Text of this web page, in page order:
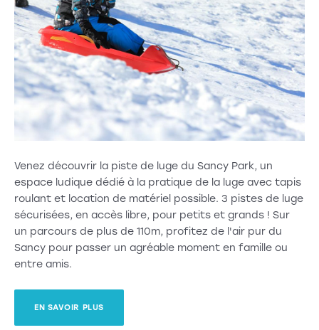
Venez découvrir la piste de luge du Sancy Park, un
espace ludique dédié à la pratique de la luge avec tapis
roulant et location de matériel possible. 3 pistes de luge
sécurisées, en accès libre, pour petits et grands ! Sur
un parcours de plus de 110m, profitez de l'air pur du
Sancy pour passer un agréable moment en famille ou
entre amis.
EN SAVOIR PLUS